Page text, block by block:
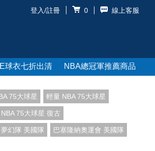
登入/註冊 0 線上客服
球衣七折出清 NBA總冠軍推薦商品
75大球星 輕量 NBA 75大球星
NBA 75大球星 復古
夢幻隊 美國隊 巴塞隆納奧運會 美國隊